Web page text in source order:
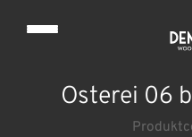
Osterei 06